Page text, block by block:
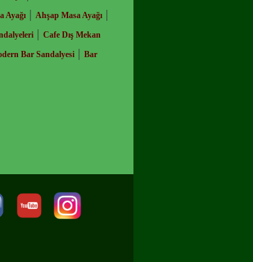
Ayağı | Ahşap Masa Ayağı |
| Cafe Dış Mekan
Bar Sandalyesi | Bar